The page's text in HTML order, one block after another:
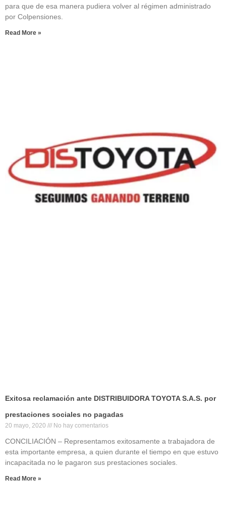
para que de esa manera pudiera volver al régimen administrado
por Colpensiones.
Read More »
Exitosa reclamación ante DISTRIBUIDORA TOYOTA S.A.S. por
prestaciones sociales no pagadas
20 mayo, 2020 No hay comentarios
CONCILIACIÓN – Representamos exitosamente a trabajadora de
esta importante empresa, a quien durante el tiempo en que estuvo
incapacitada no le pagaron sus prestaciones sociales.
Read More »